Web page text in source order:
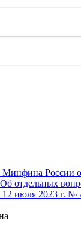
России
июля 2023 г.